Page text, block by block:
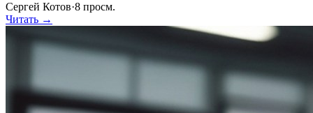
Сергей Котов·8 просм.
Читать →